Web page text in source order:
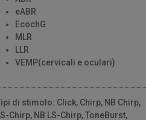
Presente e Futuro dei Potenziali
Inventis
Perfetta: Celesta e il Software
eABR
EcochG
MLR
LLR
VEMP(cervicali e oculari)
di stimolo: Click, Chirp, NB Chirp,
Chirp, NB LS-Chirp, ToneBurst,